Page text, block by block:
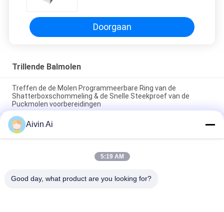
Doorgaan
Trillende Balmolen
Treffen de de Molen Programmeerbare Ring van de
Shatterboxschommeling & de Snelle Steekproef van de
Puckmolen voorbereidingen
TENCAN-van de het Laboratoriumsteekproef van de
Schommelingsmolen de Molen Shatterbox Drie het Malen
Kom300g Capaciteit
Twee malende van de de Molen200g Capaciteit van de Kom
Aivin Ai
5:19 AM
Good day, what product are you looking for?